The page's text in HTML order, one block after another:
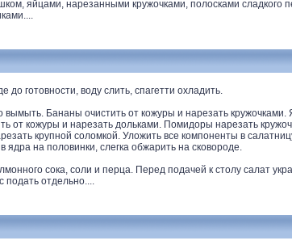
яйцами, нарезанными кружочками, полосками сладкого
до готовности, воду слить, спагетти охладить.
Бананы очистить от кожуры и нарезать кружочками.
от кожуры и нарезать дольками. Помидоры нарезать
крупной соломкой. Уложить все компоненты в
ядра на половинки, слегка обжарить на сковороде.
сока, соли и перца. Перед подачей к столу салат
подать отдельно....